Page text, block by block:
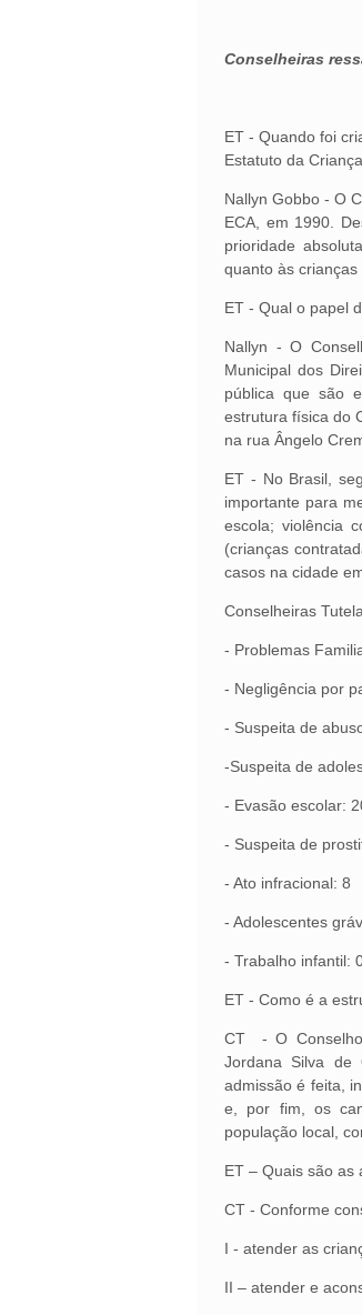
Conselheiras
ET - Quando foi
Estatuto da
Nallyn Gobbo - O
ECA, em 1990.
prioridade
quanto às
ET - Qual o papel
Nallyn - O
Municipal dos
pública que são
estrutura física do
na rua Ângelo
ET - No Brasil,
importante para
escola; violência
(crianças
casos na cidade
Conselheiras
- Problemas
- Negligência por
- Suspeita de
-Suspeita de
- Evasão escolar:
- Suspeita de
- Ato infracional: 8
- Adolescentes
- Trabalho infantil:
ET - Como é a
CT - O Conselho
Jordana Silva de
admissão é feita,
e, por fim, os
população
ET – Quais são as
CT - Conforme
I - atender as
II – atender e